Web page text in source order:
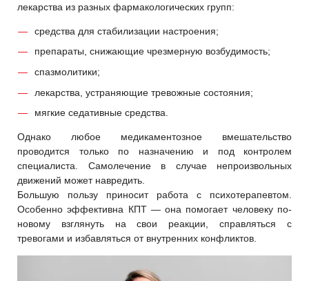
лекарства из разных фармакологических групп:
средства для стабилизации настроения;
препараты, снижающие чрезмерную возбудимость;
спазмолитики;
лекарства, устраняющие тревожные состояния;
мягкие седативные средства.
Однако любое медикаментозное вмешательство
проводится только по назначению и под контролем
специалиста. Самолечение в случае непроизвольных
движений может навредить.
Большую пользу приносит работа с психотерапевтом.
Особенно эффективна КПТ — она помогает человеку по-
новому взглянуть на свои реакции, справляться с
тревогами и избавляться от внутренних конфликтов.